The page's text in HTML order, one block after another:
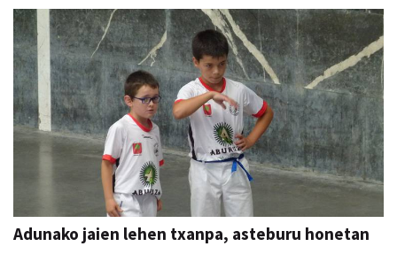
Adunako jaien lehen txanpa, asteburu honetan